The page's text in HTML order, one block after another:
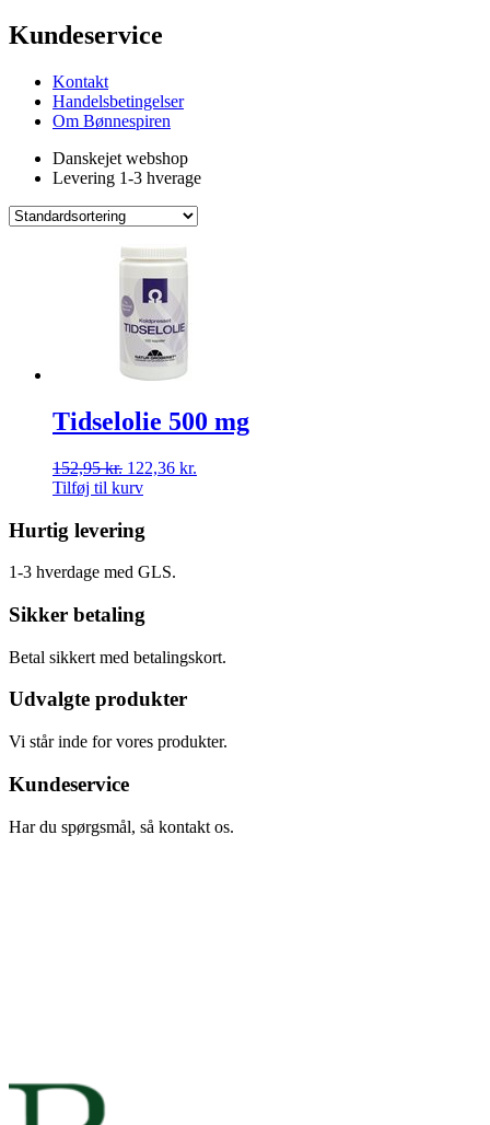
Kundeservice
Kontakt
Handelsbetingelser
Om Bønnespiren
Danskejet webshop
Levering 1-3 hverage
Tidselolie 500 mg
152,95kr. 122,36 kr.
Tilføj til kurv
Hurtig levering
1-3 hverdage med GLS.
Sikker betaling
Betal sikkert med betalingskort.
Udvalgte produkter
Vi står inde for vores produkter.
Kundeservice
Har du spørgsmål, så kontakt os.